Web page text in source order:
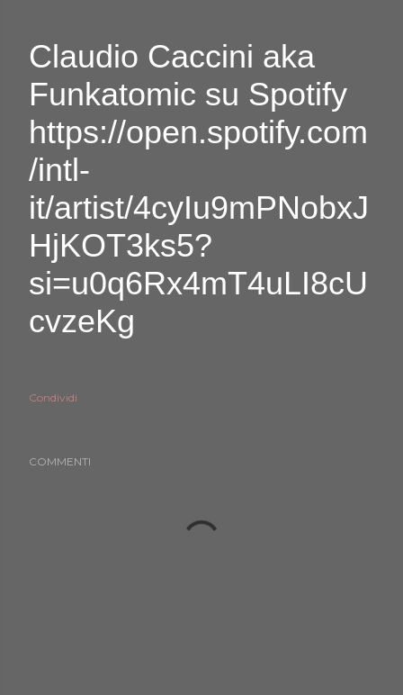
Claudio Caccini aka
Funkatomic su Spotify
https://open.spotify.com
/intl-
it/artist/4cyIu9mPNobxJ
HjKOT3ks5?
si=u0q6Rx4mT4uLI8cU
cvzeKg
Condividi
COMMENTI